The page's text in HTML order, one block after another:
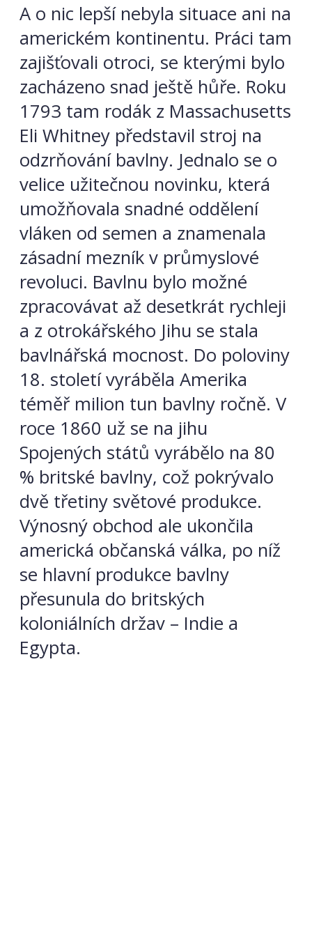
A o nic lepší nebyla situace ani na
americkém kontinentu. Práci tam
zajišťovali otroci, se kterými bylo
zacházeno snad ještě hůře. Roku
1793 tam rodák z Massachusetts
Eli Whitney představil stroj na
odzrňování bavlny. Jednalo se o
velice užitečnou novinku, která
umožňovala snadné oddělení
vláken od semen a znamenala
zásadní mezník v průmyslové
revoluci. Bavlnu bylo možné
zpracovávat až desetkrát rychleji
a z otrokářského Jihu se stala
bavlnářská mocnost. Do poloviny
18. století vyráběla Amerika
téměř milion tun bavlny ročně. V
roce 1860 už se na jihu
Spojených států vyrábělo na 80
% britské bavlny, což pokrývalo
dvě třetiny světové produkce.
Výnosný obchod ale ukončila
americká občanská válka, po níž
se hlavní produkce bavlny
přesunula do britských
koloniálních držav – Indie a
Egypta.